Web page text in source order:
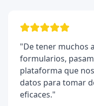
"De tener muchos
formularios,
plataforma que
datos para tomar
eficaces."